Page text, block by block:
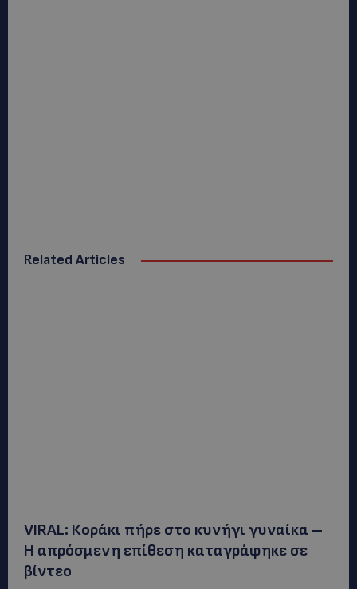
Related Articles
VIRAL: Κοράκι πήρε στο κυνήγι γυναίκα –
Η απρόσμενη επίθεση καταγράφηκε σε
βίντεο